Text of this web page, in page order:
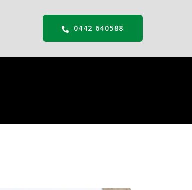
0442 640588